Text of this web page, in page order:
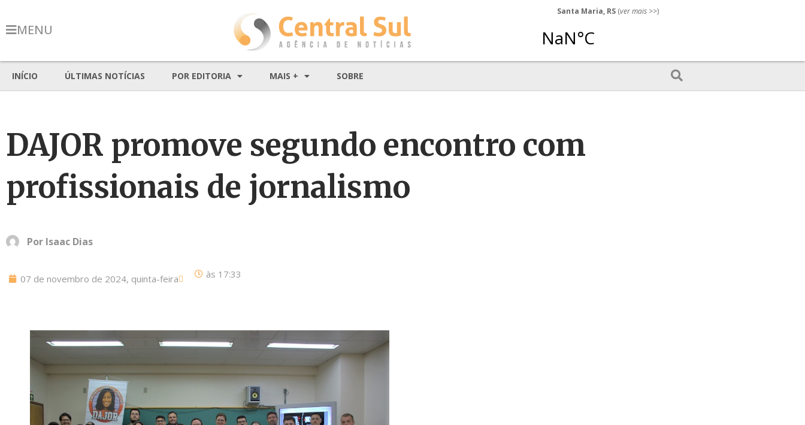
MENU
Santa Maria, RS (ver mais >>)
INÍCIO ÚLTIMAS NOTÍCIAS POR EDITORIA MAIS + SOBRE
DAJOR promove segundo encontro com
profissionais de jornalismo
Por Isaac Dias
07 de novembro de 2024, quinta-feira às 17:33